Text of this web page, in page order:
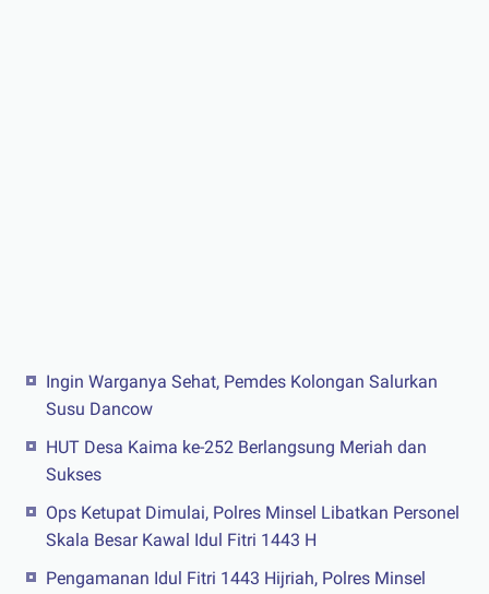
Ingin Warganya Sehat, Pemdes Kolongan Salurkan
Susu Dancow
HUT Desa Kaima ke-252 Berlangsung Meriah dan
Sukses
Ops Ketupat Dimulai, Polres Minsel Libatkan Personel
Skala Besar Kawal Idul Fitri 1443 H
Pengamanan Idul Fitri 1443 Hijriah, Polres Minsel